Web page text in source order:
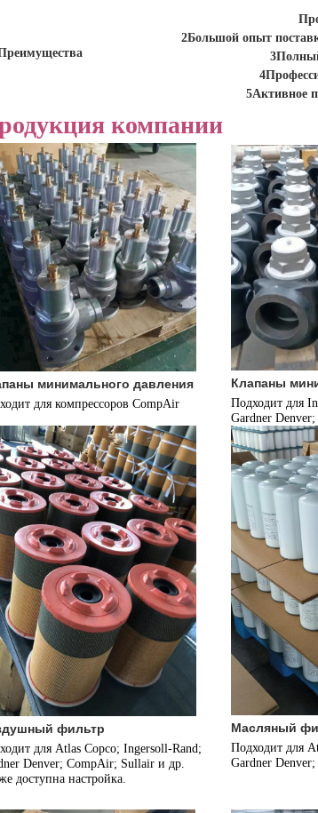
2Большой опыт
5Активное
компании
минимального давления
для компрессоров CompAir
Клапаны
Подходит для
Gardner
фильтр
для Atlas Copco; Ingersoll-Rand;
Denver; CompAir; Sullair и др.
доступна настройка.
Масляный
Подходит для
Gardner